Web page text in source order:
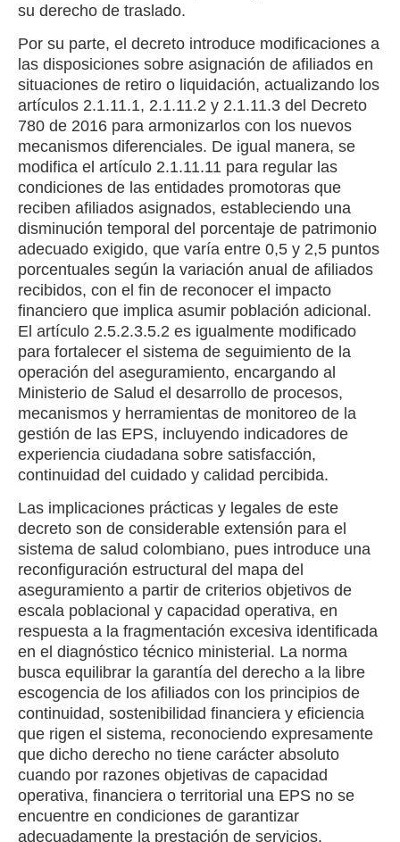
su derecho de traslado.
Por su parte, el decreto introduce modificaciones a
las disposiciones sobre asignación de afiliados en
situaciones de retiro o liquidación, actualizando los
artículos 2.1.11.1, 2.1.11.2 y 2.1.11.3 del Decreto
780 de 2016 para armonizarlos con los nuevos
mecanismos diferenciales. De igual manera, se
modifica el artículo 2.1.11.11 para regular las
condiciones de las entidades promotoras que
reciben afiliados asignados, estableciendo una
disminución temporal del porcentaje de patrimonio
adecuado exigido, que varía entre 0,5 y 2,5 puntos
porcentuales según la variación anual de afiliados
recibidos, con el fin de reconocer el impacto
financiero que implica asumir población adicional.
El artículo 2.5.2.3.5.2 es igualmente modificado
para fortalecer el sistema de seguimiento de la
operación del aseguramiento, encargando al
Ministerio de Salud el desarrollo de procesos,
mecanismos y herramientas de monitoreo de la
gestión de las EPS, incluyendo indicadores de
experiencia ciudadana sobre satisfacción,
continuidad del cuidado y calidad percibida.
Las implicaciones prácticas y legales de este
decreto son de considerable extensión para el
sistema de salud colombiano, pues introduce una
reconfiguración estructural del mapa del
aseguramiento a partir de criterios objetivos de
escala poblacional y capacidad operativa, en
respuesta a la fragmentación excesiva identificada
en el diagnóstico técnico ministerial. La norma
busca equilibrar la garantía del derecho a la libre
escogencia de los afiliados con los principios de
continuidad, sostenibilidad financiera y eficiencia
que rigen el sistema, reconociendo expresamente
que dicho derecho no tiene carácter absoluto
cuando por razones objetivas de capacidad
operativa, financiera o territorial una EPS no se
encuentre en condiciones de garantizar
adecuadamente la prestación de servicios.